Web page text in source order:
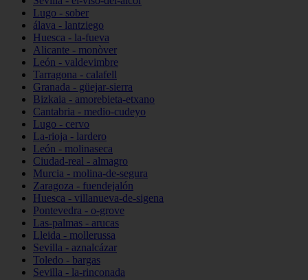
Lugo - sober
álava - lantziego
Huesca - la-fueva
Alicante - monòver
León - valdevimbre
Tarragona - calafell
Granada - güejar-sierra
Bizkaia - amorebieta-etxano
Cantabria - medio-cudeyo
Lugo - cervo
La-rioja - lardero
León - molinaseca
Ciudad-real - almagro
Murcia - molina-de-segura
Zaragoza - fuendejalón
Huesca - villanueva-de-sigena
Pontevedra - o-grove
Las-palmas - arucas
Lleida - mollerussa
Sevilla - aznalcázar
Toledo - bargas
Sevilla - la-rinconada